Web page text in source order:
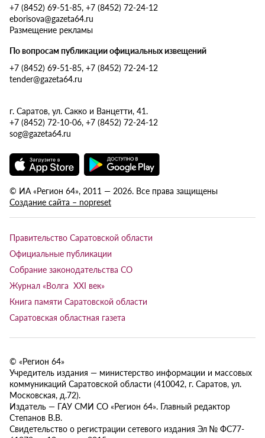
+7 (8452) 69-51-85, +7 (8452) 72-24-12
eborisova@gazeta64.ru
Размещение рекламы
По вопросам публикации официальных извещений
+7 (8452) 69-51-85, +7 (8452) 72-24-12
tender@gazeta64.ru
г. Саратов, ул. Сакко и Ванцетти, 41.
+7 (8452) 72-10-06, +7 (8452) 72-24-12
sog@gazeta64.ru
© ИА «Регион 64», 2011 — 2026. Все права защищены
Создание сайта – nopreset
Правительство Саратовской области
Официальные публикации
Собрание законодательства СО
Журнал «Волга XXI век»
Книга памяти Саратовской области
Саратовская областная газета
© «Регион 64»
Учредитель издания — министерство информации и массовых
коммуникаций Саратовской области (410042, г. Саратов, ул.
Московская, д.72).
Издатель — ГАУ СМИ СО «Регион 64». Главный редактор
Степанов В.В.
Свидетельство о регистрации сетевого издания Эл № ФС77-